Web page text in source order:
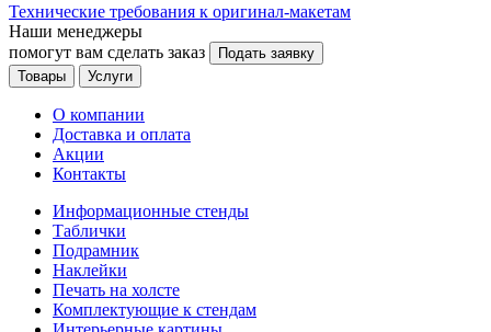
Технические требования к оригинал-макетам
Наши менеджеры
помогут вам сделать заказ
Подать заявку
Товары
Услуги
О компании
Доставка и оплата
Акции
Контакты
Информационные стенды
Таблички
Подрамник
Наклейки
Печать на холсте
Комплектующие к стендам